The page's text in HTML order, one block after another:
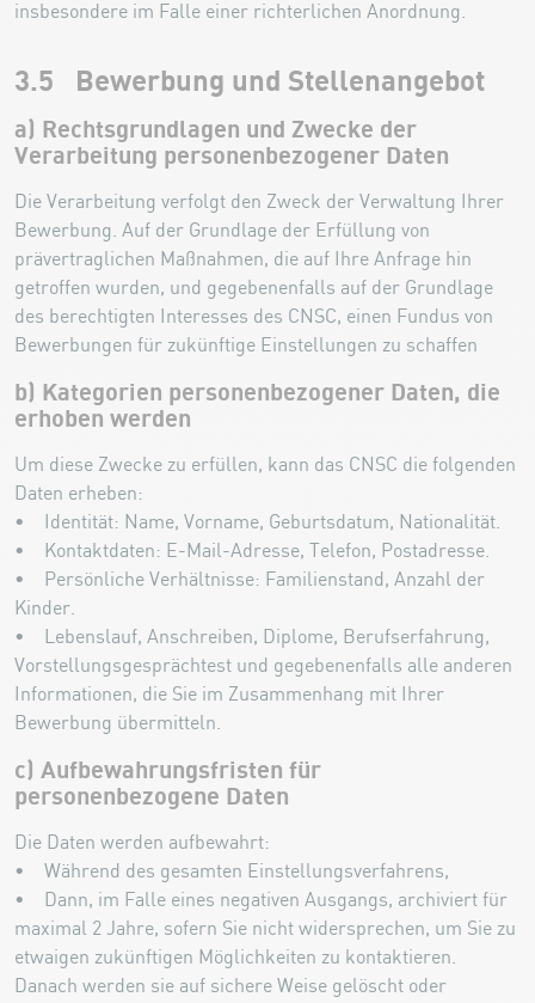
insbesondere im Falle einer richterlichen Anordnung.
3.5 Bewerbung und Stellenangebot
a) Rechtsgrundlagen und Zwecke der
Verarbeitung personenbezogener Daten
Die Verarbeitung verfolgt den Zweck der Verwaltung Ihrer
Bewerbung. Auf der Grundlage der Erfüllung von
prävertraglichen Maßnahmen, die auf Ihre Anfrage hin
getroffen wurden, und gegebenenfalls auf der Grundlage
des berechtigten Interesses des CNSC, einen Fundus von
Bewerbungen für zukünftige Einstellungen zu schaffen
b) Kategorien personenbezogener Daten, die
erhoben werden
Um diese Zwecke zu erfüllen, kann das CNSC die folgenden
Daten erheben:
• Identität: Name, Vorname, Geburtsdatum, Nationalität.
• Kontaktdaten: E-Mail-Adresse, Telefon, Postadresse.
• Persönliche Verhältnisse: Familienstand, Anzahl der
Kinder.
• Lebenslauf, Anschreiben, Diplome, Berufserfahrung,
Vorstellungsgesprächtest und gegebenenfalls alle anderen
Informationen, die Sie im Zusammenhang mit Ihrer
Bewerbung übermitteln.
c) Aufbewahrungsfristen für
personenbezogene Daten
Die Daten werden aufbewahrt:
• Während des gesamten Einstellungsverfahrens,
• Dann, im Falle eines negativen Ausgangs, archiviert für
maximal 2 Jahre, sofern Sie nicht widersprechen, um Sie zu
etwaigen zukünftigen Möglichkeiten zu kontaktieren.
Danach werden sie auf sichere Weise gelöscht oder